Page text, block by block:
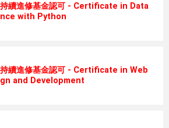
持續進修基金認可 - Certificate in Data
with Python
持續進修基金認可 - Certificate in Web
and Development